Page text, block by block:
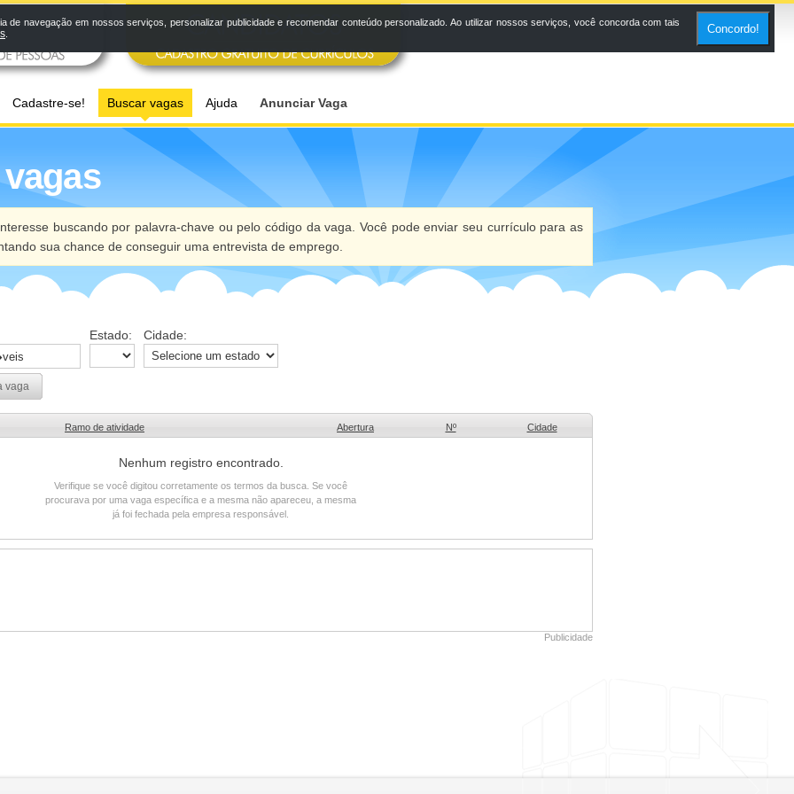
Cadastre-se! Buscar vagas Ajuda Anunciar Vaga
buscando por palavra-chave ou pelo código da vaga. Você pode enviar seu currículo para as
sua chance de conseguir uma entrevista de emprego.
Estado: Cidade:
vaga
Ramo de atividade Abertura Nº Cidade
Nenhum registro encontrado.
Verifique se você digitou corretamente os termos da busca. Se você
procurava por uma vaga específica e a mesma não apareceu, a mesma
já foi fechada pela empresa responsável.
Publicidade
navegação em nossos serviços, personalizar publicidade e recomendar conteúdo personalizado. Ao utilizar nossos serviços, você concorda com tais
Concordo!